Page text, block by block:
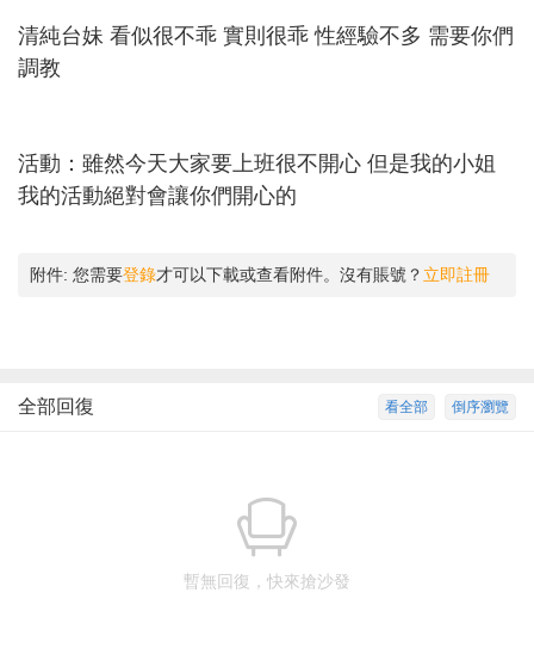
清純台妹 看似很不乖 實則很乖 性經驗不多 需要你們
調教
活動：雖然今天大家要上班很不開心 但是我的小姐
我的活動絕對會讓你們開心的
附件: 您需要登錄才可以下載或查看附件。沒有賬號？ 立即註冊
倒序瀏覽
看全部
全部回復
暫無回復，快來搶沙發